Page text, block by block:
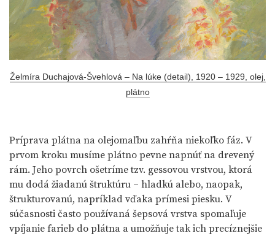
Želmíra Duchajová-Švehlová – Na lúke (detail), 1920 – 1929, olej,
plátno
Príprava plátna na olejomaľbu zahŕňa niekoľko fáz. V
prvom kroku musíme plátno pevne napnúť na drevený
rám. Jeho povrch ošetríme tzv. gessovou vrstvou, ktorá
mu dodá žiadanú štruktúru – hladkú alebo, naopak,
štrukturovanú, napríklad vďaka prímesi piesku. V
súčasnosti často používaná šepsová vrstva spomaľuje
vpíjanie farieb do plátna a umožňuje tak ich precíznejšie